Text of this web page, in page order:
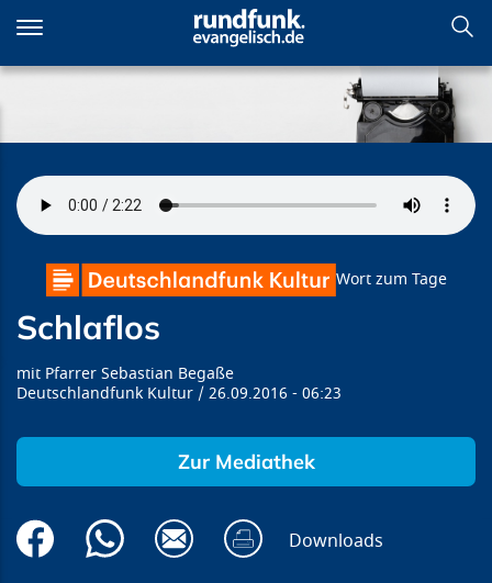
zum
Inhalt
Wort zum Tage
Schlaflos
Pfarrer Sebastian Begaße
Deutschlandfunk Kultur
26.09.2016 06:23
Zur Mediathek
Downloads